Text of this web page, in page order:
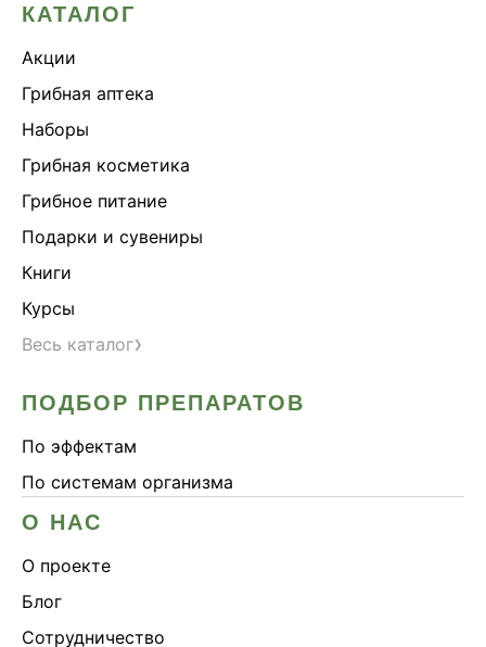
КАТАЛОГ
Акции
Грибная аптека
Наборы
Грибная косметика
Грибное питание
Подарки и сувениры
Книги
Курсы
Весь каталог›
ПОДБОР ПРЕПАРАТОВ
По эффектам
По системам организма
О НАС
О проекте
Блог
Сотрудничество